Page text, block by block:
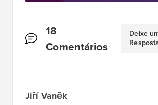
Definitivo para
Obtenha acesso GRATUITO ao